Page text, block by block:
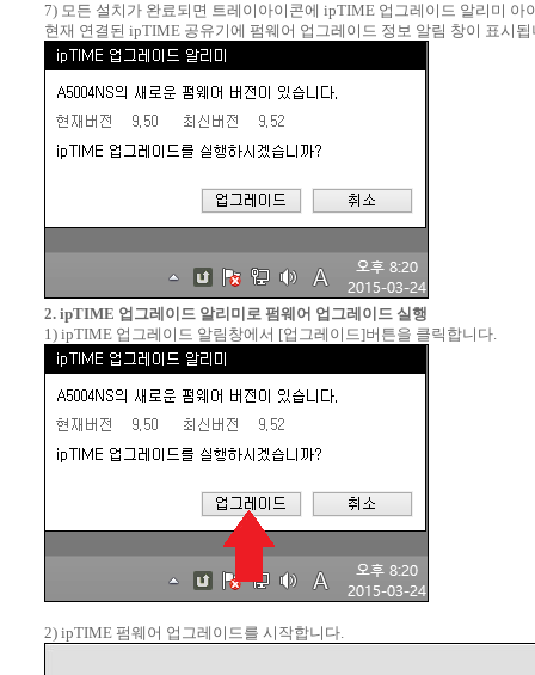
7) 모든 설치가 완료되면 트레이아이콘에 ipTIME 업그레이드 알리미 아
현재 연결된 ipTIME 공유기에 펌웨어 업그레이드 정보 알림 창이 표시됩
2. ipTIME 업그레이드 알리미로 펌웨어 업그레이드 실행
1) ipTIME 업그레이드 알림창에서 [업그레이드]버튼을 클릭합니다.
2) ipTIME 펌웨어 업그레이드를 시작합니다.